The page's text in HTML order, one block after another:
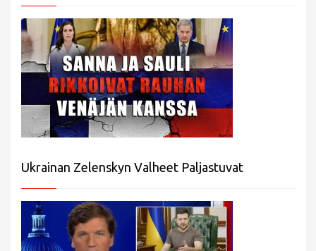
Ukrainan Zelenskyn Valheet Paljastuvat